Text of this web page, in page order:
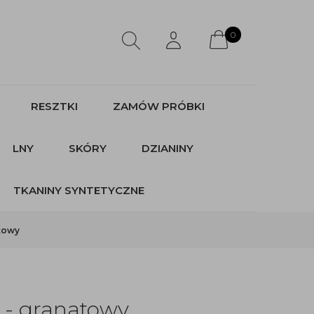
0
RESZTKI ZAMÓW PRÓBKI
LNY SKÓRY DZIANINY
TKANINY SYNTETYCZNE